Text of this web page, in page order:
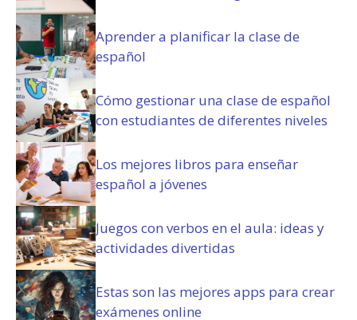
O
b
l
i
g
a
t
o
r
i
o
)
Aprender a planificar la clase de
español
Cómo gestionar una clase de español
con estudiantes de diferentes niveles
Los mejores libros para enseñar
español a jóvenes
Juegos con verbos en el aula: ideas y
actividades divertidas
Estas son las mejores apps para crear
exámenes online